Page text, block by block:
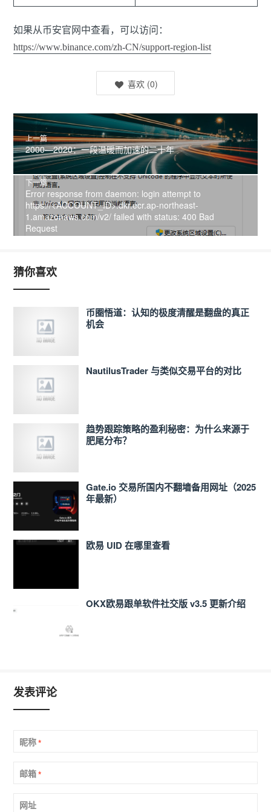
如果从币安官网中查看，可以访问：
https://www.binance.com/zh-CN/support-region-list
喜欢 (0)
上一篇
2000—2020：一段温暖而加速的二十年
下一篇
Error response from daemon: login attempt to
https://<ACCOUNT_ID>.dkr.ecr.ap-northeast-
1.amazonaws.com/v2/ failed with status: 400 Bad
Request
猜你喜欢
币圈悟道：认知的极度清醒是翻盘的真正
机会
NautilusTrader 与类似交易平台的对比
趋势跟踪策略的盈利秘密：为什么来源于
肥尾分布？
Gate.io 交易所国内不翻墙备用网址（2025
年最新）
欧易 UID 在哪里查看
OKX欧易跟单软件社交版 v3.5 更新介绍
发表评论
昵称*
邮箱*
网址